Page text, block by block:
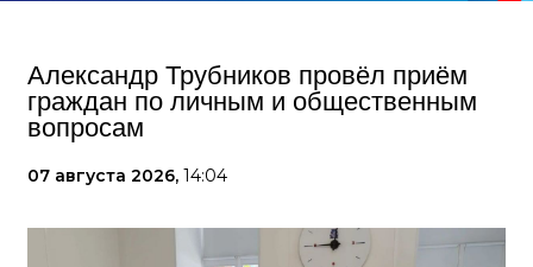
Александр Трубников провёл приём
граждан по личным и общественным
вопросам
07 августа 2026, 14:04